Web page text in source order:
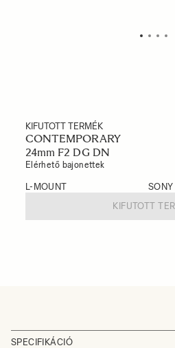
KIFUTOTT TERMÉK
CONTEMPORARY
24mm F2 DG DN
Elérhető bajonettek
L-MOUNT
KIFUTOTT
SPECIFIKÁCIÓ